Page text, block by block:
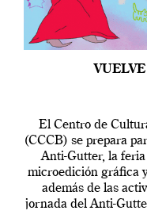
El Centro de
(CCCB) se prepara
Anti-Gutter, la
microedición gráfica
además de las
jornada del Anti-